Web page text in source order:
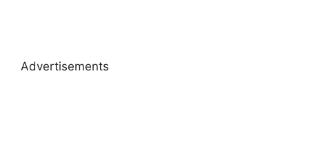
Advertisements